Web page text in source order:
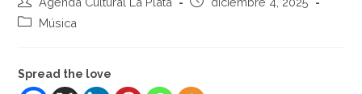
Música
Spread the love